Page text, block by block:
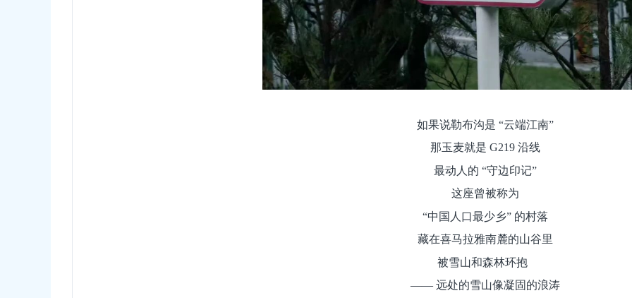
如果说勒布沟是 “云端江南”
那玉麦就是 G219 沿线
最动人的 “守边印记”
这座曾被称为
“中国人口最少乡” 的村落
藏在喜马拉雅南麓的山谷里
被雪山和森林环抱
—— 远处的雪山像凝固的浪涛